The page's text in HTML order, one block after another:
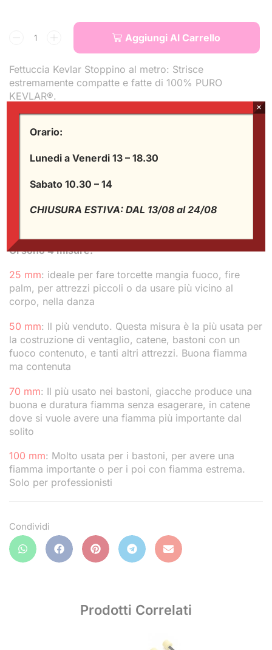
Aggiungi Al Carrello
Fettuccia Kevlar Stoppino al metro: Strisce
estremamente compatte e fatte di 100% PURO
KEVLAR®.
minori (50 cm sono più che sufficienti per fare una
Massimo assorbimento di liquido combustibile
estremamente robusti.
Rimarrete sicuramente soddisfatti dal nostro 100%
Ci sono 4 misure:
25 mm: ideale per fare torcette mangia fuoco, fire
palm, per attrezzi piccoli o da usare più vicino al
corpo, nella danza
50 mm: Il più venduto. Questa misura è la più usata per
la costruzione di ventaglio, catene, bastoni con un
fuoco contenuto, e tanti altri attrezzi. Buona fiamma
ma contenuta
70 mm: Il più usato nei bastoni, giacche produce una
buona e duratura fiamma senza esagerare, in catene
dove si vuole avere una fiamma più importante dal
solito
100 mm: Molto usata per i bastoni, per avere una
fiamma importante o per i poi con fiamma estrema.
Solo per professionisti
Condividi
Prodotti Correlati
Orario:
Lunedi a Venerdi 13 – 18.30
Sabato 10.30 – 14
CHIUSURA ESTIVA: DAL 13/08 al 24/08
×